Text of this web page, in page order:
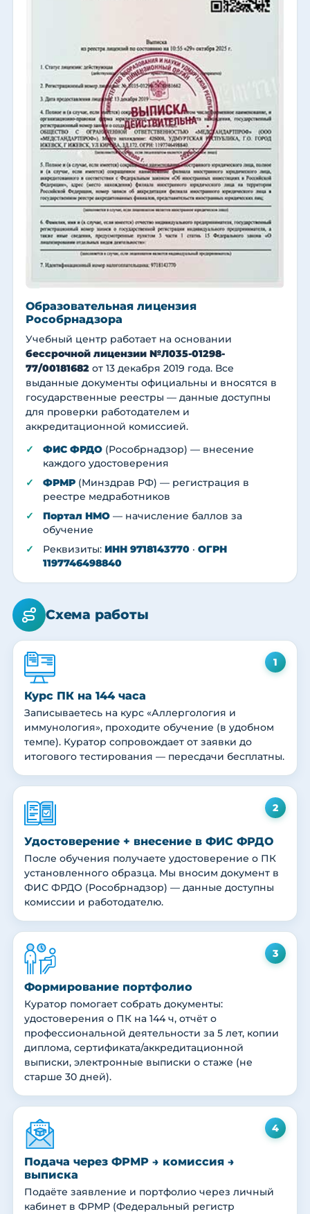
Образовательная лицензия
Рособрнадзора
Учебный центр работает на основании
бессрочной лицензии №Л035-01298-
77/00181682 от 13 декабря 2019 года. Все
выданные документы официальны и вносятся в
государственные реестры — данные доступны
для проверки работодателем и
аккредитационной комиссией.
ФИС ФРДО (Рособрнадзор) — внесение
каждого удостоверения
ФРМР (Минздрав РФ) — регистрация в
реестре медработников
Портал НМО — начисление баллов за
обучение
Реквизиты: ИНН 9718143770 · ОГРН
1197746498840
Схема работы
1
Курс ПК на 144 часа
Записываетесь на курс «Аллергология и
иммунология», проходите обучение (в удобном
темпе). Куратор сопровождает от заявки до
итогового тестирования — пересдачи бесплатны.
2
Удостоверение + внесение в ФИС ФРДО
После обучения получаете удостоверение о ПК
установленного образца. Мы вносим документ в
ФИС ФРДО (Рособрнадзор) — данные доступны
комиссии и работодателю.
3
Формирование портфолио
Куратор помогает собрать документы:
удостоверения о ПК на 144 ч, отчёт о
профессиональной деятельности за 5 лет, копии
диплома, сертификата/аккредитационной
выписки, электронные выписки о стаже (не
старше 30 дней).
4
Подача через ФРМР → комиссия →
выписка
Подаёте заявление и портфолио через личный
кабинет в ФРМР (Федеральный регистр